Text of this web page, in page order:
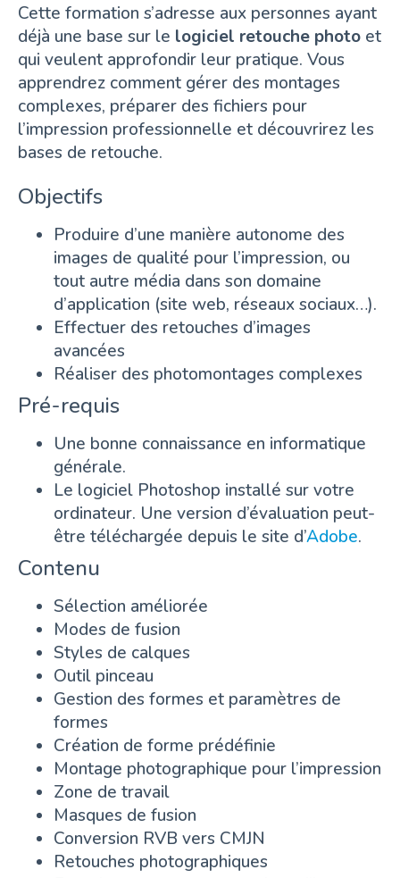
Cette formation s’adresse aux personnes ayant
déjà une base sur le logiciel retouche photo et
qui veulent approfondir leur pratique. Vous
apprendrez comment gérer des montages
complexes, préparer des fichiers pour
l’impression professionnelle et découvrirez les
bases de retouche.
Objectifs
Produire d’une manière autonome des
images de qualité pour l’impression, ou
tout autre média dans son domaine
d’application (site web, réseaux sociaux…).
Effectuer des retouches d’images
avancées
Réaliser des photomontages complexes
Pré-requis
Une bonne connaissance en informatique
générale.
Le logiciel Photoshop installé sur votre
ordinateur. Une version d’évaluation peut-
être téléchargée depuis le site d’Adobe.
Contenu
Sélection améliorée
Modes de fusion
Styles de calques
Outil pinceau
Gestion des formes et paramètres de
formes
Création de forme prédéfinie
Montage photographique pour l’impression
Zone de travail
Masques de fusion
Conversion RVB vers CMJN
Retouches photographiques